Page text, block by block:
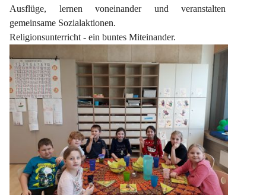
Ausflüge, lernen voneinander und veranstalten
gemeinsame Sozialaktionen.
Religionsunterricht - ein buntes Miteinander.